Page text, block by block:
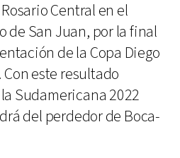
Central en el
de San Juan, por la final
de la Copa Diego
este resultado
Sudamericana 2022
del perdedor de Boca-